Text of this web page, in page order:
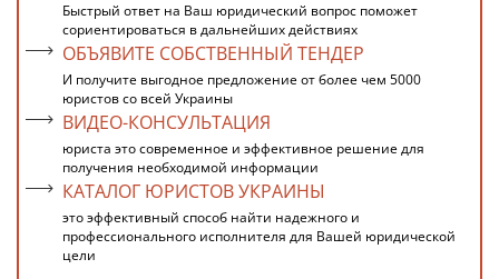
Быстрый ответ на Ваш юридический вопрос поможет
сориентироваться в дальнейших действиях
ОБЪЯВИТЕ СОБСТВЕННЫЙ ТЕНДЕР
И получите выгодное предложение от более чем 5000
юристов со всей Украины
ВИДЕО-КОНСУЛЬТАЦИЯ
юриста это современное и эффективное решение для
получения необходимой информации
КАТАЛОГ ЮРИСТОВ УКРАИНЫ
это эффективный способ найти надежного и
профессионального исполнителя для Вашей юридической
цели